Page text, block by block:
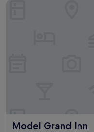
Model Grand Inn
Model Grand Inn